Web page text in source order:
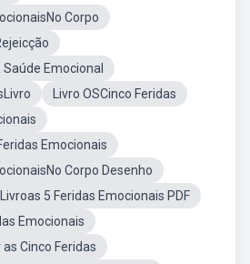
Corpo
Emocional
Livro OSCinco Feridas
Emocionais
Corpo Desenho
5 Feridas Emocionais PDF
Emocionais
Cinco Feridas